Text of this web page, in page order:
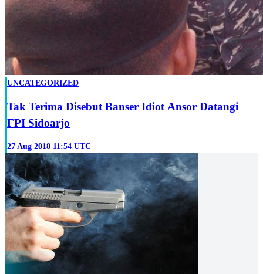
UNCATEGORIZED
Tak Terima Disebut Banser Idiot Ansor Datangi
FPI Sidoarjo
27 Aug 2018 11:54 UTC